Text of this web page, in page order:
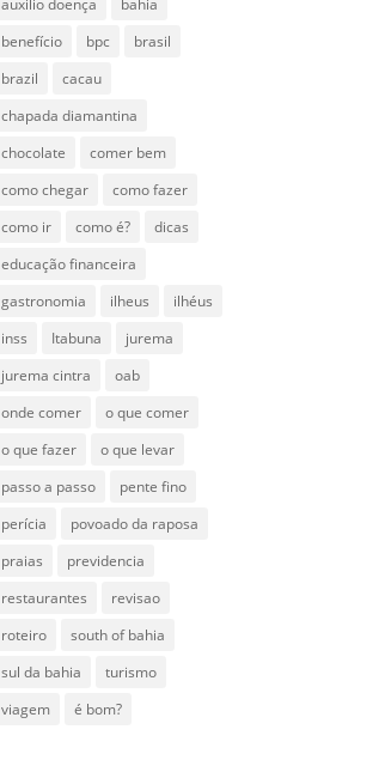
auxilio doença
bahia
benefício
bpc
brasil
brazil
cacau
chapada diamantina
chocolate
comer bem
como chegar
como fazer
como ir
como é?
dicas
educação financeira
gastronomia
ilheus
ilhéus
inss
Itabuna
jurema
jurema cintra
oab
onde comer
o que comer
o que fazer
o que levar
passo a passo
pente fino
perícia
povoado da raposa
praias
previdencia
restaurantes
revisao
roteiro
south of bahia
sul da bahia
turismo
viagem
é bom?